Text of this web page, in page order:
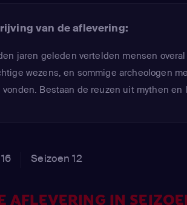
van de aflevering:
jaren geleden vertelden mensen
wezens, en sommige archeologen
vonden. Bestaan de reuzen uit mythen en
Seizoen 12
AFLEVERING IN